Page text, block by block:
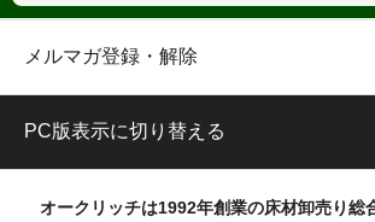
メルマガ登録・解除
PC版表示に切り替える
オークリッチは1992年創業の床材卸売り総